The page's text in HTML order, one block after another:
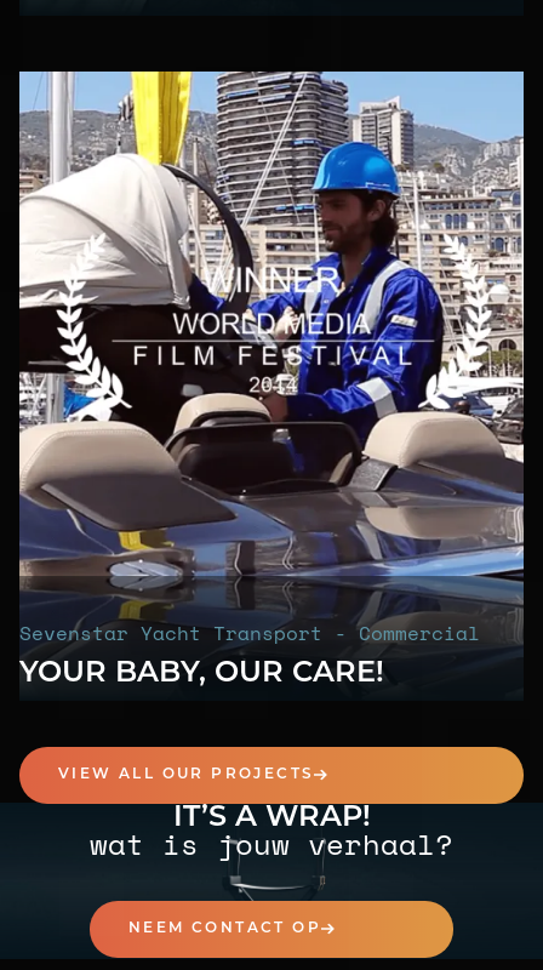
Sevenstar Yacht Transport - Commercial
YOUR BABY, OUR CARE!
VIEW ALL OUR PROJECTS
IT’S A WRAP!
wat is jouw verhaal?
NEEM CONTACT OP